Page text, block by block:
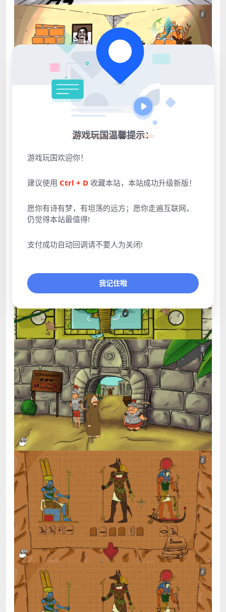
游戏玩国温馨提示：
游戏玩国欢迎你！
建议使用 Ctrl + D 收藏本站，本站成功升级新版！
愿你有诗有梦，有坦荡的远方；愿你走遍互联网，
仍觉得本站最值得!
支付成功自动回调请不要人为关闭!
我记住啦